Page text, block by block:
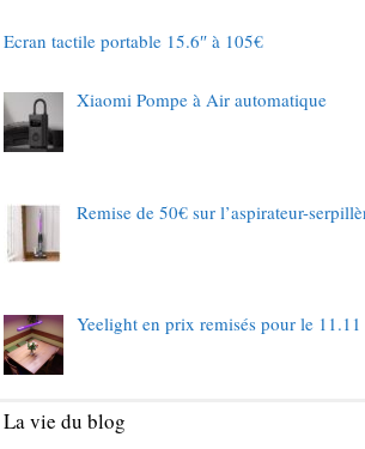
Ecran tactile portable 15.6″ à 105€
Xiaomi Pompe à Air automatique
Remise de 50€ sur l’aspirateur-
Yeelight en prix remisés pour le 11.11
La vie du blog